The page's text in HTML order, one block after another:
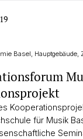
Basel, Hauptgebäude,
für Musik